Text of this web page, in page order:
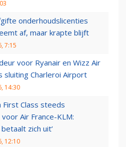
onderhoudslicenties
af, maar krapte blijft
7:15
voor Ryanair en Wizz Air
sluiting Charleroi Airport
14:30
First Class steeds
Air France-KLM:
zich uit’
12:10